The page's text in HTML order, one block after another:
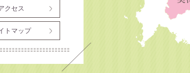
クセス
トマップ